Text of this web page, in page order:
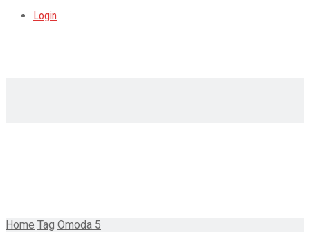
Login
Home Tag Omoda 5